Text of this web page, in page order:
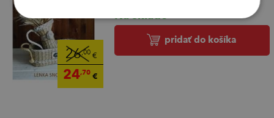
26,00€
24,70€
pridať do košíka